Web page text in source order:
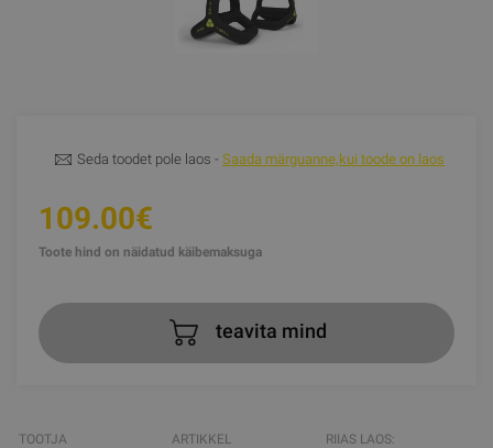
Seda toodet pole laos - Saada märguanne,kui toode on laos
109.00€
Toote hind on näidatud käibemaksuga
teavita mind
TOOTJA ARTIKKEL RIIAS LAOS: